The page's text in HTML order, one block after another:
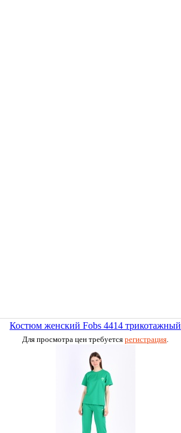
Костюм женский Fobs 4414 трикотажный
Для просмотра цен требуется регистрация